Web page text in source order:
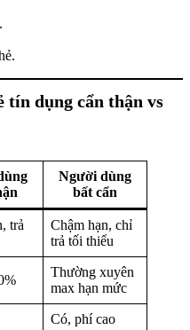
tín dụng cẩn thận vs
Người dùng
bất cẩn
trả
Chậm hạn, chỉ
trả tối thiểu
Thường xuyên
max hạn mức
Có, phí cao